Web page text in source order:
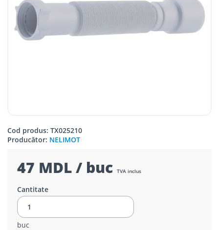
Cod produs: TX025210
Producător: NELIMOT
47 MDL / buc TVA inclus
Cantitate
buc